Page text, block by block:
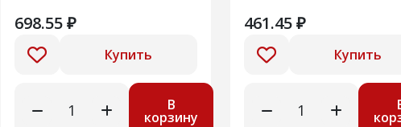
698.55 ₽
Купить
В
корзину
461.45 ₽
Купить